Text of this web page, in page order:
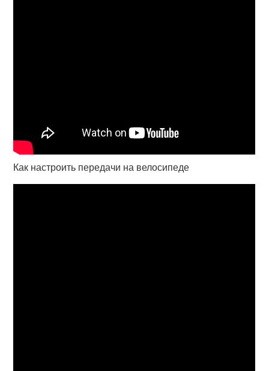
Как настроить передачи на велосипеде